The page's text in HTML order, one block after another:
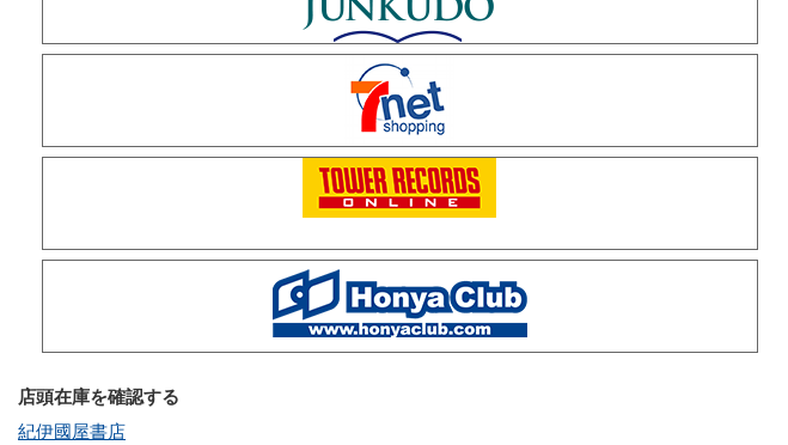
店頭在庫を確認する
紀伊國屋書店